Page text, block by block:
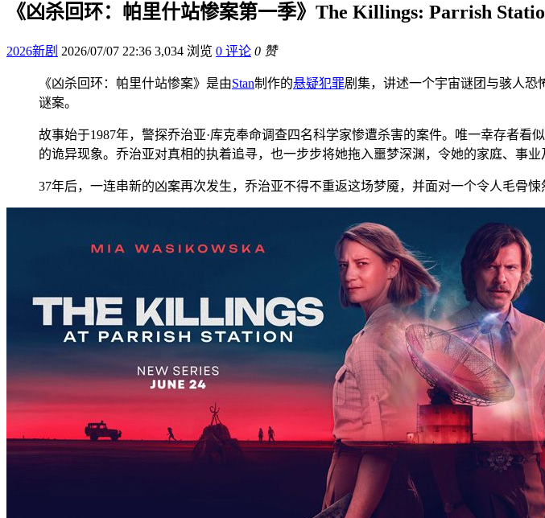
《凶杀回环：帕里什站惨案第一季》The Killings: Parrish
2026新剧 2026/07/07 22:36 3,034 浏览 0 评论 0 赞
《凶杀回环：帕里什站惨案》是由Stan制作的悬疑犯罪剧集，讲述一个宇宙谜团与骇人
谜案。
故事始于1987年，警探乔治亚·库克奉命调查四名科学家惨遭杀害的案件。唯一幸存者
的诡异现象。乔治亚对真相的执着追寻，也一步步将她拖入噩梦深渊，令她的家庭、事业
37年后，一连串新的凶案再次发生，乔治亚不得不重返这场梦魇，并面对一个令人毛骨